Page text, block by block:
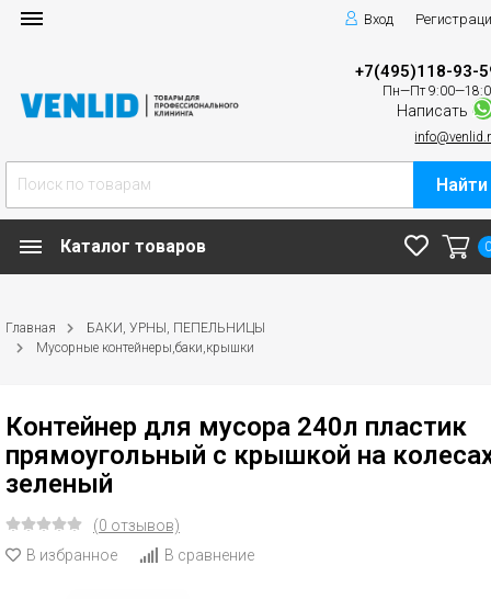
Вход
+7(495)118-93-
Пн—Пт
Написать
Найти
Каталог товаров
Главная
БАКИ, УРНЫ, ПЕПЕЛЬНИЦЫ
Мусорные контейнеры,баки,крышки
Контейнер для мусора 240л пластик
прямоугольный с крышкой на
зеленый
(0 отзывов)
В избранное
В сравнение